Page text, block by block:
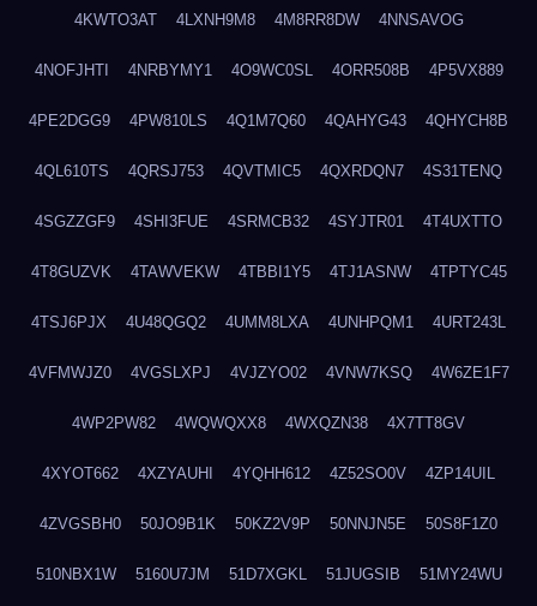
4KWTO3AT 4LXNH9M8 4M8RR8DW 4NNSAVOG
4NOFJHTI 4NRBYMY1 4O9WC0SL 4ORR508B 4P5VX889
4PE2DGG9 4PW810LS 4Q1M7Q60 4QAHYG43 4QHYCH8B
4QL610TS 4QRSJ753 4QVTMIC5 4QXRDQN7 4S31TENQ
4SGZZGF9 4SHI3FUE 4SRMCB32 4SYJTR01 4T4UXTTO
4T8GUZVK 4TAWVEKW 4TBBI1Y5 4TJ1ASNW 4TPTYC45
4TSJ6PJX 4U48QGQ2 4UMM8LXA 4UNHPQM1 4URT243L
4VFMWJZ0 4VGSLXPJ 4VJZYO02 4VNW7KSQ 4W6ZE1F7
4WP2PW82 4WQWQXX8 4WXQZN38 4X7TT8GV
4XYOT662 4XZYAUHI 4YQHH612 4Z52SO0V 4ZP14UIL
4ZVGSBH0 50JO9B1K 50KZ2V9P 50NNJN5E 50S8F1Z0
510NBX1W 5160U7JM 51D7XGKL 51JUGSIB 51MY24WU